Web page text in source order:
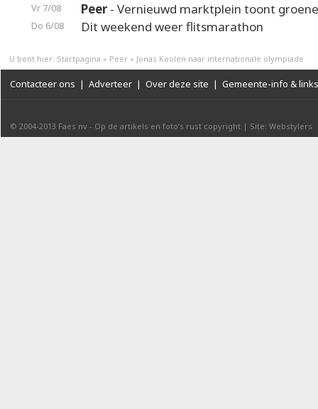
Vr 7/08 Peer- Vernieuwd marktplein toont
Do 6/08 Dit weekend weer flitsmarathon
U bent hier: Startpagina » Peer » Jonas Koolen naar internationale olympiade
Contacteer ons | Adverteer | Over deze site | Gemeente-info & links
© 2004-2013 Faes nv - Op de artikels en foto’s rust copyright | Site: Webstylers